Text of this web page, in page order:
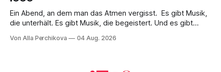
Ein Abend, an dem man das Atmen vergisst. Es gibt Musik,
die unterhält. Es gibt Musik, die begeistert. Und es gibt
Genau so war der Abend im Kurhaus Wiesbaden, an dem
Von Alla Perchikova 04 Aug. 2026